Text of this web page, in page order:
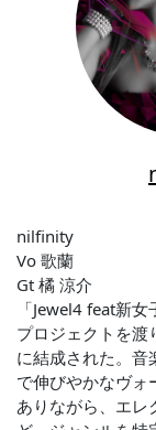
nilfinity
Vo 歌蘭
Gt 橘 涼介
「Jewel4 feat新
プロジェクトを渡
に結成された。音
で伸びやかなヴォ
ありながら、エレ